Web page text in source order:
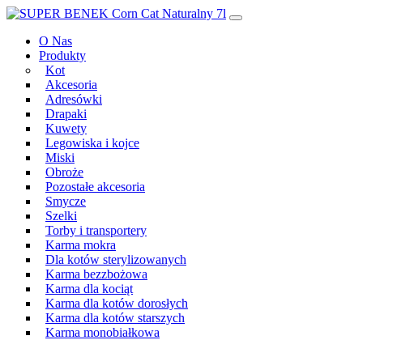
Przeskocz
treści
Main
Navigation
O Nas
Produkty
Kot
Akcesoria
Adresówki
Drapaki
Kuwety
Legowiska i kojce
Miski
Obroże
Pozostałe akcesoria
Smycze
Szelki
Torby i transportery
Karma mokra
Dla kotów sterylizowanych
Karma bezzbożowa
Karma dla kociąt
Karma dla kotów dorosłych
Karma dla kotów starszych
Karma monobiałkowa